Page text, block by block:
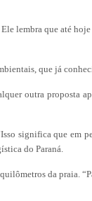
lembra que até
que já
outra proposta
significa que em
do Paraná.
da praia.